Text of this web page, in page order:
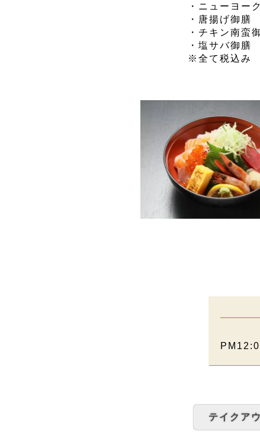
・ニューヨ
・唐揚げ御
・チキン南
・塩サバ御
※全て税込み
テイクア